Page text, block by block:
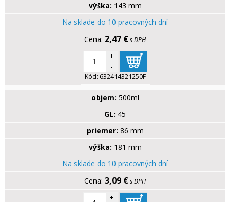
výška: 143 mm
Na sklade do 10 pracovných dní
2,47 €s DPH
+
-
Kód: 632414321250F
objem: 500ml
GL: 45
priemer: 86 mm
výška: 181 mm
Na sklade do 10 pracovných dní
3,09 €s DPH
+